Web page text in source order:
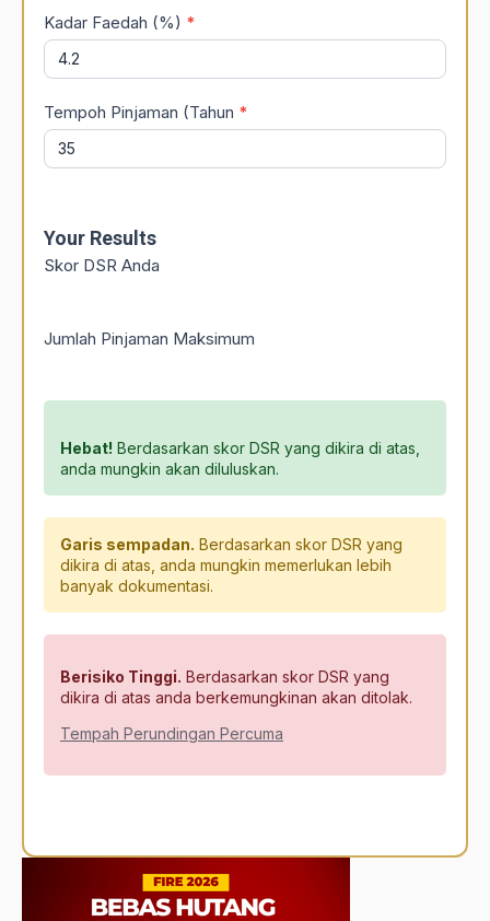
Kadar Faedah (%) *
Tempoh Pinjaman (Tahun *
Your Results
Skor DSR Anda
Jumlah Pinjaman Maksimum
Hebat! Berdasarkan skor DSR yang dikira di atas,
anda mungkin akan diluluskan.
Garis sempadan. Berdasarkan skor DSR yang
dikira di atas, anda mungkin memerlukan lebih
banyak dokumentasi.
Berisiko Tinggi. Berdasarkan skor DSR yang
dikira di atas anda berkemungkinan akan ditolak.
Tempah Perundingan Percuma